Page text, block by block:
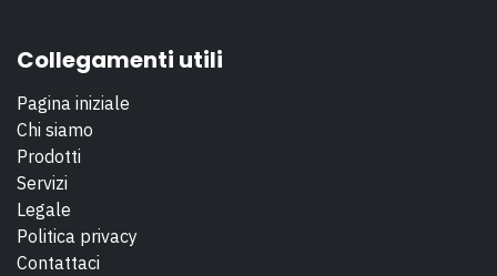
Collegamenti utili
Pagina iniziale
Chi siamo
Prodotti
Servizi
Legale
Politica privacy
Contattaci